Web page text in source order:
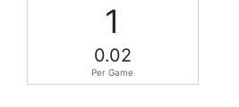
1
0.02
Per Game